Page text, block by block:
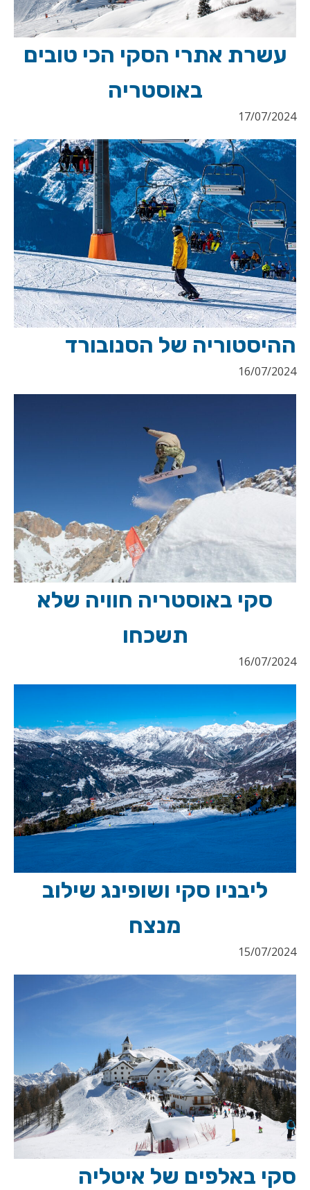
עשרת אתרי הסקי הכי טובים
באוסטריה
17/07/2024
ההיסטוריה של הסנובורד
16/07/2024
סקי באוסטריה חוויה שלא
תשכחו
16/07/2024
ליבניו סקי ושופינג שילוב
מנצח
15/07/2024
סקי באלפים של איטליה